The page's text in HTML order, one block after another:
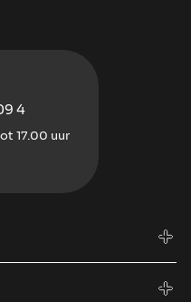
4
17.00 uur